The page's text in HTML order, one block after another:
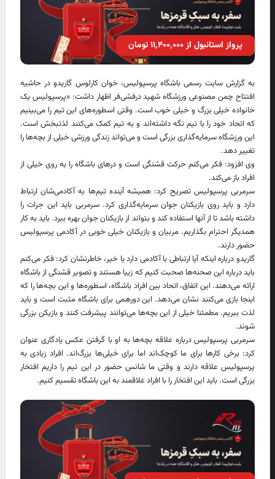
پرواز استانبول از ۱۱٬۴۰۰٬۰۰۰ تومان
به گزارش سایت رسمی باشگاه پرسپولیس، خوان کارلوس گاریدو در حاشیه
افتتاح چمن مصنوعی ورزشگاه شهید درفشی‌فر اظهار داشت: «پرسپولیس یک
خانواده خیلی بزرگ و خیلی خوب است. وقتی اسطوره‌های این تیم را می‌بینیم
که اتحاد خود را با تیم نگه داشته‌اند و به تیم کمک می‌کنند لذتبخش است.
این ورزشگاه سرمایه‌گذاری بزرگی است و می‌تواند زندگی ورزشی خیلی از بچه‌ها را
تغییر دهد.
وی افزود: فکر می‌کنم حرکت قشنگی است و درهای باشگاه را به روی خیلی از
افراد باز می‌کند.
سرمربی پرسپولیس تصریح کرد: همیشه آینده تیم‌ها به آکادمی‌شان ارتباط
دارد و باید روی بازیکنان جوان سرمایه‌گذاری کرد. سرمربی باید این جرات را
داشته باشد تا از آنها استفاده کند و بتواند از بازیکنان جوان بهره ببرد. باید به کار
همدیگر احترام بگذاریم. مربیان و بازیکنان خیلی خوبی در آکادمی پرسپولیس
حضور دارند.
گاریدو درباره اینکه آیا ارتباطی با آکادمی دارد یا خیر، خاطرنشان کرد: فکر می‌کنم
باید درباره این صحنه‌ها صحبت کنیم که زیبا هستند و تصویر قشنگی از باشگاه
ارائه می‌دهند. این اتفاق، اتحاد بین افراد باشگاه، اسطوره‌ها و این بچه‌ها را که
اینجا بازی می‌کنند نشان می‌دهد. این دورهمی برای باشگاه مثبت است و باید
لذت ببریم. مطمئنا خیلی از این بچه‌ها می‌توانند پیشرفت کنند و بازیکن بزرگی
شوند.
سرمربی پرسپولیس درباره علاقه بچه‌ها به او با گرفتن عکس یادگاری عنوان
کرد: برخی کارها برای ما کوچک‌اند اما برای خیلی‌ها بزرگ‌اند. افراد زیادی به
پرسپولیس علاقه دارند و وقتی ما شانس حضور در این تیم را داریم افتخار
بزرگی است. باید این افتخار را با افراد علاقمند به این باشگاه تقسیم کنیم.